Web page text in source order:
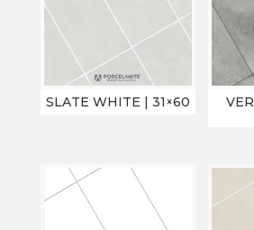
SLATE WHITE | 31×60